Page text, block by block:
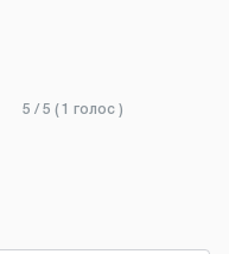
5 / 5 ( 1 голос )